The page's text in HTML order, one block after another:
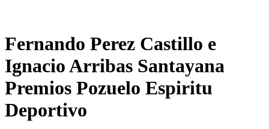
Fernando Perez Castillo e
Ignacio Arribas Santayana
Premios Pozuelo Espiritu
Deportivo